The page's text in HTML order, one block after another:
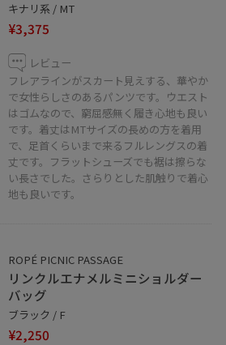
キナリ系 / MT
¥3,375
レビュー
フレアラインがスカート見えする、華やか
で女性らしさのあるパンツです。ウエスト
はゴムなので、窮屈感無く履き心地も良い
です。着丈はMTサイズの長めの方を着用
で、足首くらいまで来るフルレングスの着
丈です。フラットシューズでも裾は擦らな
い長さでした。さらりとした肌触りで着心
地も良いです。
ROPÉ PICNIC PASSAGE
リンクルエナメルミニショルダー
バッグ
ブラック / F
¥2,250